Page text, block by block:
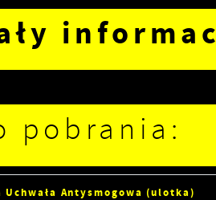
pobrania:
Uchwała Antysmogowa (ulotka)